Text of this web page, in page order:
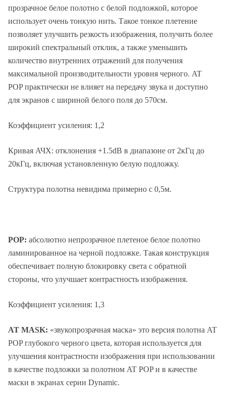
прозрачное белое полотно с белой подложкой, которое
использует очень тонкую нить. Такое тонкое плетение
позволяет улучшить резкость изображения, получить более
широкий спектральный отклик, а также уменьшить
количество внутренних отражений для получения
максимальной производительности уровня черного. AT
POP практически не влияет на передачу звука и доступно
для экранов с шириной белого поля до 570см.
Коэффициент усиления: 1,2
Кривая АЧХ: отклонения +1.5dB в диапазоне от 2кГц до
20кГц, включая установленную белую подложку.
Структура полотна невидима примерно с 0,5м.
POP: абсолютно непрозрачное плетеное белое полотно
ламинированное на черной подложке. Такая конструкция
обеспечивает полную блокировку света с обратной
стороны, что улучшает контрастность изображения.
Коэффициент усиления: 1,3
AT MASK: «звукопрозрачная маска» это версия полотна AT
POP глубокого черного цвета, которая используется для
улучшения контрастности изображения при использовании
в качестве подложки за полотном AT POP и в качестве
маски в экранах серии Dynamic.